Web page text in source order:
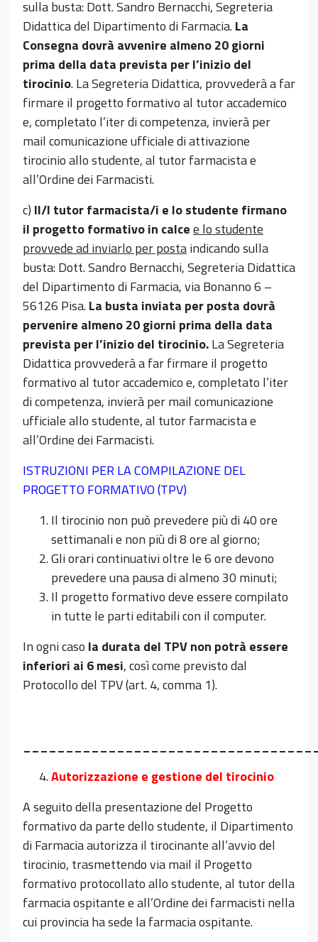
sulla busta: Dott. Sandro Bernacchi, Segreteria
Didattica del Dipartimento di Farmacia.La
Consegna dovrà avvenire almeno 20 giorni
prima della data prevista per l’inizio del
tirocinio. La Segreteria Didattica, provvederà a far
firmare il progetto formativo al tutor accademico
e, completato l’iter di competenza, invierà per
mail comunicazione ufficiale di attivazione
tirocinio allo studente, al tutor farmacista e
all’Ordine dei Farmacisti.
c) Il/I tutor farmacista/i e lo studente firmano
il progetto formativo in calcee lo studente
provvede ad inviarlo per postaindicando sulla
busta: Dott. Sandro Bernacchi, Segreteria Didattica
del Dipartimento di Farmacia, via Bonanno 6 –
56126 Pisa.La busta inviata per posta dovrà
pervenire almeno 20 giorni prima della data
prevista per l’inizio del tirocinio.La Segreteria
Didattica provvederà a far firmare il progetto
formativo al tutor accademico e, completato l’iter
di competenza, invierà per mail comunicazione
ufficiale allo studente, al tutor farmacista e
all’Ordine dei Farmacisti.
ISTRUZIONI PER LA COMPILAZIONE DEL
PROGETTO FORMATIVO (TPV)
Il tirocinio non può prevedere più di 40 ore
settimanali e non più di 8 ore al giorno;
Gli orari continuativi oltre le 6 ore devono
prevedere una pausa di almeno 30 minuti;
Il progetto formativo deve essere compilato
in tutte le parti editabili con il computer.
In ogni caso la durata del TPV non potrà essere
inferiori ai 6 mesi, così come previsto dal
Protocollo del TPV (art. 4, comma 1).
Autorizzazione e gestione del tirocinio
A seguito della presentazione del Progetto
formativo da parte dello studente, il Dipartimento
di Farmacia autorizza il tirocinante all’avvio del
tirocinio, trasmettendo via mail il Progetto
formativo protocollato allo studente, al tutor della
farmacia ospitante e all’Ordine dei farmacisti nella
cui provincia ha sede la farmacia ospitante.